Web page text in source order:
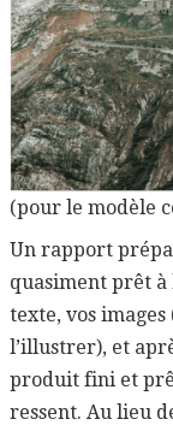
(pour le modèle
Un rapport
quasiment prêt à
texte, vos
l’illustrer), et
produit fini et
ressent. Au lieu